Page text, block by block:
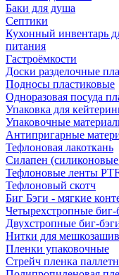
Баки для душа
Септики
Кухонный инвентарь
питания
Гастроёмкости
Доски разделочные
Подносы пластиковые
Одноразовая посуда
Упаковка для
Упаковочные
Антипригарные
Тефлоновая лакоткань
Силапен
Тефлоновые ленты
Тефлоновый скотч
Биг Бэги - мягкие
Четырехстропные биг-
Двухстропные биг-
Нитки для
Пленки упаковочные
Стрейч пленка